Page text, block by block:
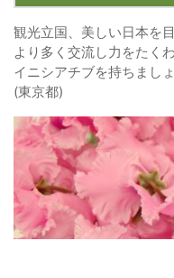
観光立国、美しい日本を
より多く交流し力をたく
イニシアチブを持ちましょ
(東京都)